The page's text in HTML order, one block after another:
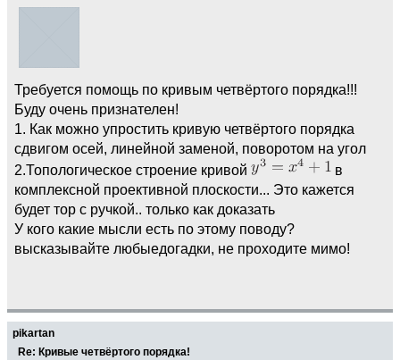
Требуется помощь по кривым четвёртого порядка!!!
Буду очень признателен!
1. Как можно упростить кривую четвёртого порядка
сдвигом осей, линейной заменой, поворотом на угол
2.Топологическое строение кривой
в
комплексной проективной плоскости... Это кажется
будет тор с ручкой.. только как доказать
У кого какие мысли есть по этому поводу?
высказывайте любыедогадки, не проходите мимо!
pikartan
Re: Кривые четвёртого порядка!